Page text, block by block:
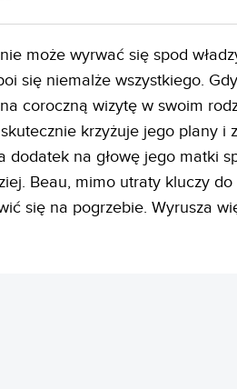
może wyrwać się spod
się niemalże wszystkiego.
coroczną wizytę w swoim
krzyżuje jego plany i
dodatek na głowę jego matki
Beau, mimo utraty kluczy
się na pogrzebie. Wyrusza